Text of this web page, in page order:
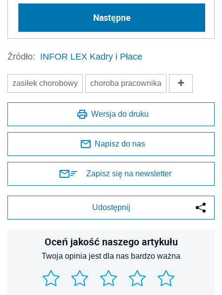
Następne
Źródło: INFOR LEX Kadry i Płace
zasiłek chorobowy choroba pracownika
Wersja do druku
Napisz do nas
Zapisz się na newsletter
Udostępnij
Oceń jakość naszego artykułu
Twoja opinia jest dla nas bardzo ważna